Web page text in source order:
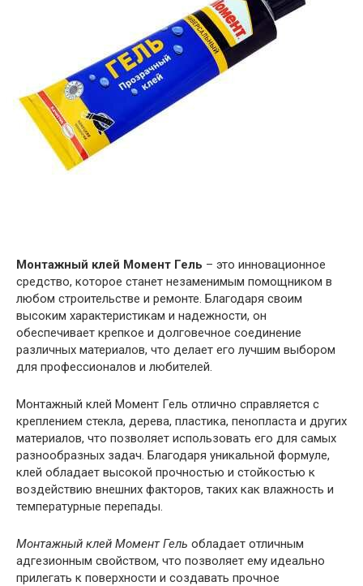
Монтажный клей Момент Гель – это инновационное
средство, которое станет незаменимым помощником в
любом строительстве и ремонте. Благодаря своим
высоким характеристикам и надежности, он
обеспечивает крепкое и долговечное соединение
различных материалов, что делает его лучшим выбором
для профессионалов и любителей.
Монтажный клей Момент Гель отлично справляется с
креплением стекла, дерева, пластика, пенопласта и других
материалов, что позволяет использовать его для самых
разнообразных задач. Благодаря уникальной формуле,
клей обладает высокой прочностью и стойкостью к
воздействию внешних факторов, таких как влажность и
температурные перепады.
Монтажный клей Момент Гель обладает отличным
адгезионным свойством, что позволяет ему идеально
прилегать к поверхности и создавать прочное